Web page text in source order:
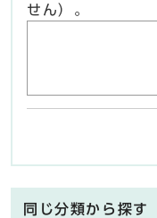
せん）。
同じ分類から探す